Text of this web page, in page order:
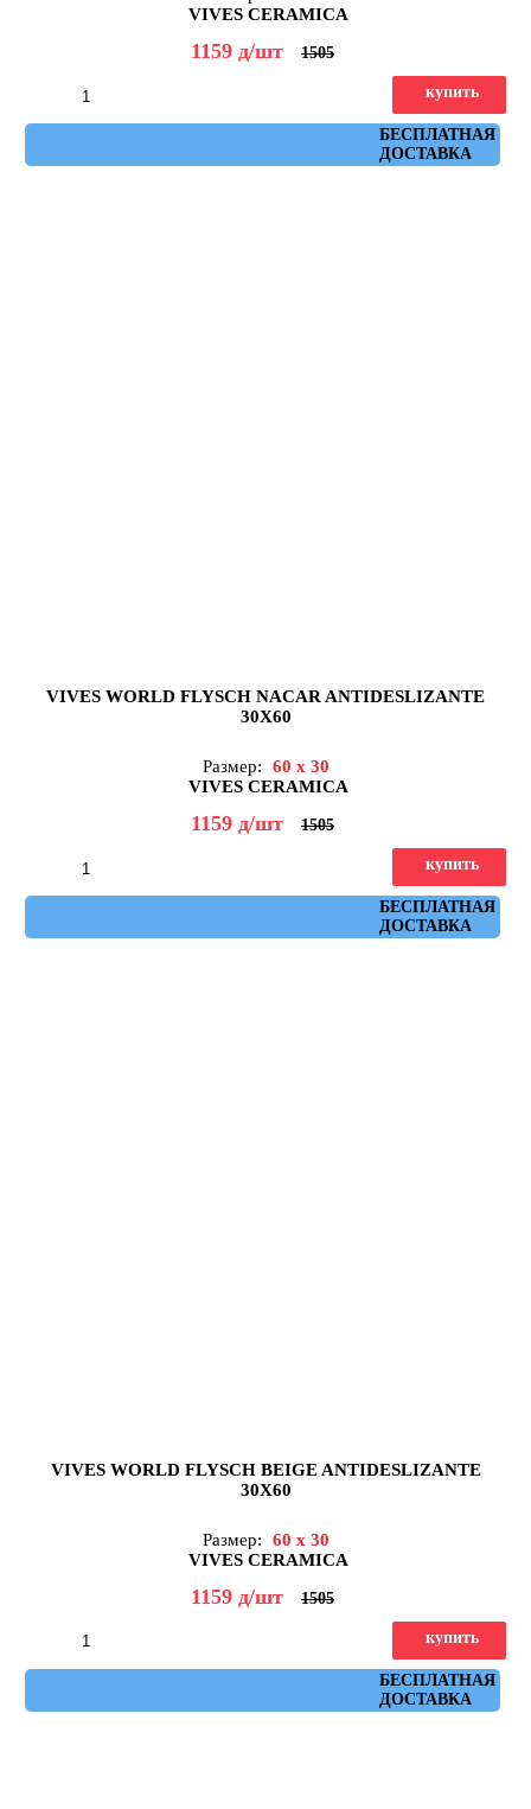
VIVES CERAMICA
1159 д/шт 1505
БЕСПЛАТНАЯ
ДОСТАВКА
купить
VIVES WORLD FLYSCH NACAR ANTIDESLIZANTE
30X60
Размер:
60 x 30
VIVES CERAMICA
1159 д/шт 1505
БЕСПЛАТНАЯ
ДОСТАВКА
купить
Артикул: flysch_nacar_antideslizante_30x60
VIVES WORLD FLYSCH BEIGE ANTIDESLIZANTE
30X60
Размер:
60 x 30
VIVES CERAMICA
1159 д/шт 1505
БЕСПЛАТНАЯ
ДОСТАВКА
купить
Артикул: flysch_beige_antideslizante_30x60